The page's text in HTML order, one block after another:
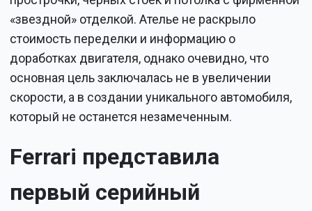
«звездной» отделкой. Ателье не раскрыло
стоимость переделки и информацию о
доработках двигателя, однако очевидно, что
основная цель заключалась не в увеличении
скорости, а в создании уникального автомобиля,
который не останется незамеченным.
Ferrari представила
первый серийный